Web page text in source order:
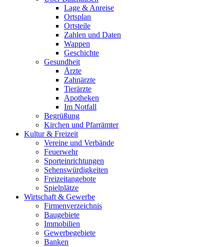
Lage & Anreise
Ortsplan
Ortsteile
Zahlen und Daten
Wappen
Geschichte
Gesundheit
Ärzte
Zahnärzte
Tierärzte
Apotheken
Im Notfall
Begrüßung
Kirchen und Pfarrämter
Kultur & Freizeit
Vereine und Verbände
Feuerwehr
Sporteinrichtungen
Sehenswürdigkeiten
Freizeitangebote
Spielplätze
Wirtschaft & Gewerbe
Firmenverzeichnis
Baugebiete
Immobilien
Gewerbegebiete
Banken